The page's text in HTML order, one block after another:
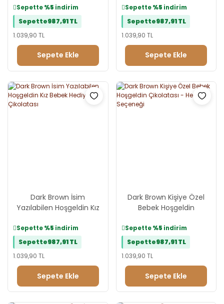
Sepette%5 indirim
Sepette987,91 TL
1.039,90 TL
Sepete Ekle
Sepette%5 indirim
Sepette987,91 TL
1.039,90 TL
Sepete Ekle
Dark Brown İsim
Yazılabilen Hoşgeldin Kız
Sepette%5 indirim
Sepette987,91 TL
1.039,90 TL
Sepete Ekle
Dark Brown Kişiye Özel
Bebek Hoşgeldin
Seçeneği
Sepette%5 indirim
Sepette987,91 TL
1.039,90 TL
Sepete Ekle